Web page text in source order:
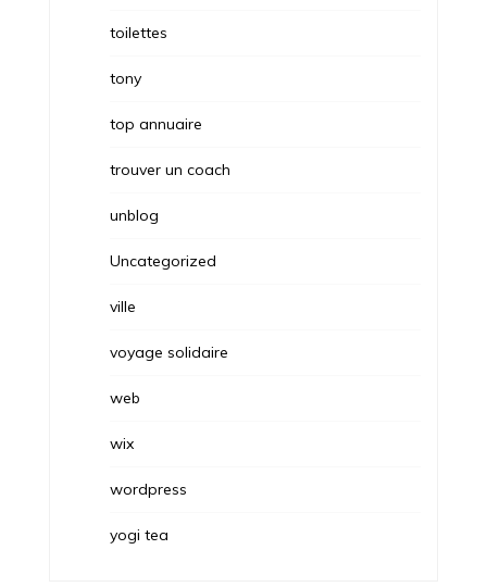
toilettes
tony
top annuaire
trouver un coach
unblog
Uncategorized
ville
voyage solidaire
web
wix
wordpress
yogi tea